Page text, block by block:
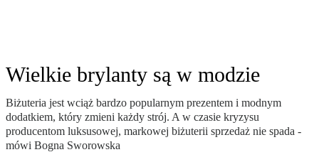
Wielkie brylanty są w modzie
Biżuteria jest wciąż bardzo popularnym prezentem i modnym
dodatkiem, który zmieni każdy strój. A w czasie kryzysu
producentom luksusowej, markowej biżuterii sprzedaż nie spada -
mówi Bogna Sworowska